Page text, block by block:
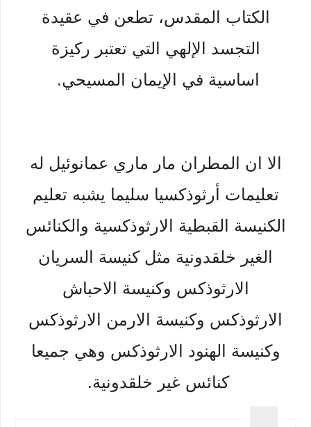
الكتاب المقدس، تطعن في عقيدة
التجسد الإلهي التي تعتبر ركيزة
اساسية في الإيمان المسيحي.
الا ان المطران مار ماري عمانوئيل له
تعليمات أرثوذكسيا سليما يشبه تعليم
الكنيسة القبطية الارثوذكسية والكنائس
الغير خلقدونية مثل كنيسة السريان
الارثوذكس وكنيسة الاحباش
الارثوذكس وكنيسة الارمن الارثوذكس
وكنيسة الهنود الارثوذكس وهي جميعا
كنائس غير خلقدونية.